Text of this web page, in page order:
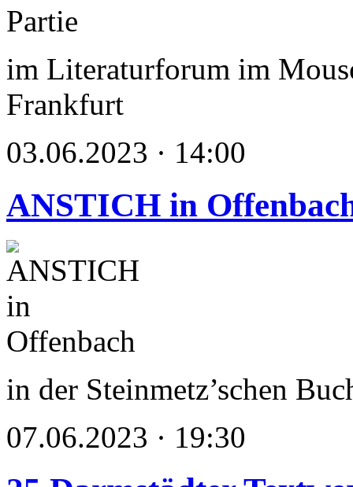
im Literaturforum im
Frankfurt
03.06.2023 · 14:00
ANSTICH in
in der Steinmetz’schen
07.06.2023 · 19:30